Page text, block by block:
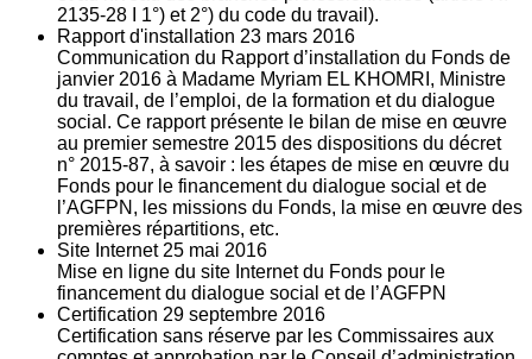
2135‐28 I 1°) et 2°) du code du travail).
Rapport d'installation 23 mars 2016
Communication du Rapport d’installation du Fonds de
janvier 2016 à Madame Myriam EL KHOMRI, Ministre
du travail, de l’emploi, de la formation et du dialogue
social. Ce rapport présente le bilan de mise en œuvre
au premier semestre 2015 des dispositions du décret
n° 2015-87, à savoir : les étapes de mise en œuvre du
Fonds pour le financement du dialogue social et de
l’AGFPN, les missions du Fonds, la mise en œuvre des
premières répartitions, etc.
Site Internet 25 mai 2016
Mise en ligne du site Internet du Fonds pour le
financement du dialogue social et de l’AGFPN
Certification 29 septembre 2016
Certification sans réserve par les Commissaires aux